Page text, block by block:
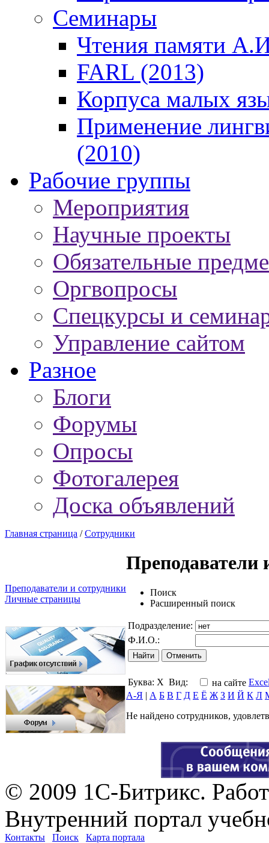
Семинары
Чтения памяти
FARL (2013)
Корпуса малых
Применение
(2010)
Рабочие группы
Мероприятия
Научные проекты
Обязательные
Оргвопросы
Спецкурсы и
Управление сайтом
Разное
Блоги
Форумы
Опросы
Фотогалерея
Доска объявлений
Главная страница /Сотрудники
Преподаватели и сотрудники
Личные страницы
Преподаватели
Поиск
Расширенный поиск
Подразделение:
Ф.И.О.:
Буква: Х Вид: на сайте
А-Я | А Б В Г Д Е Ё Ж З И Й К Л
Не найдено сотрудников,
© 2009 1С-Битрикс.
Внутренний портал
Контакты Поиск Карта портала